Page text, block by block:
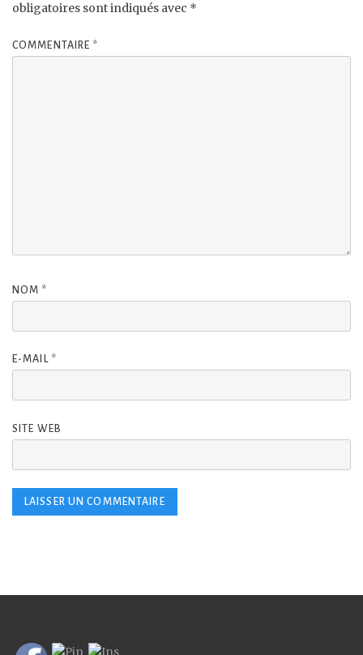
obligatoires sont indiqués avec *
COMMENTAIRE *
NOM *
E-MAIL *
SITE WEB